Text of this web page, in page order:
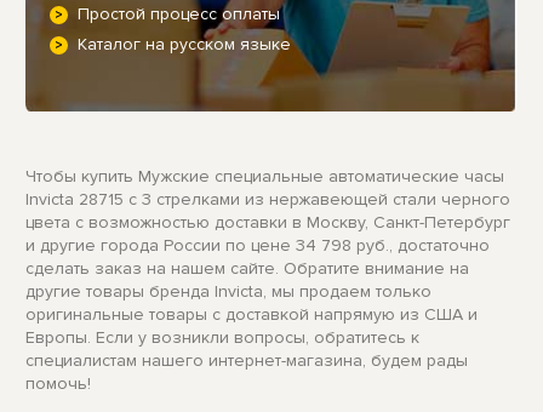
Простой процесс оплаты
Каталог на русском языке
Чтобы купить Мужские специальные автоматические часы
Invicta 28715 с 3 стрелками из нержавеющей стали черного
цвета с возможностью доставки в Москву, Санкт-Петербург
и другие города России по цене 34 798 руб., достаточно
сделать заказ на нашем сайте. Обратите внимание на
другие товары бренда Invicta, мы продаем только
оригинальные товары с доставкой напрямую из США и
Европы. Если у возникли вопросы, обратитесь к
специалистам нашего интернет-магазина, будем рады
помочь!